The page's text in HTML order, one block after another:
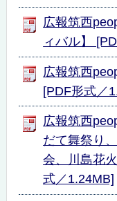
広報筑西
ィバル】
広報筑西
[PDF形式／
広報筑西
だて舞祭り
会、川島花
式／1.24MB]